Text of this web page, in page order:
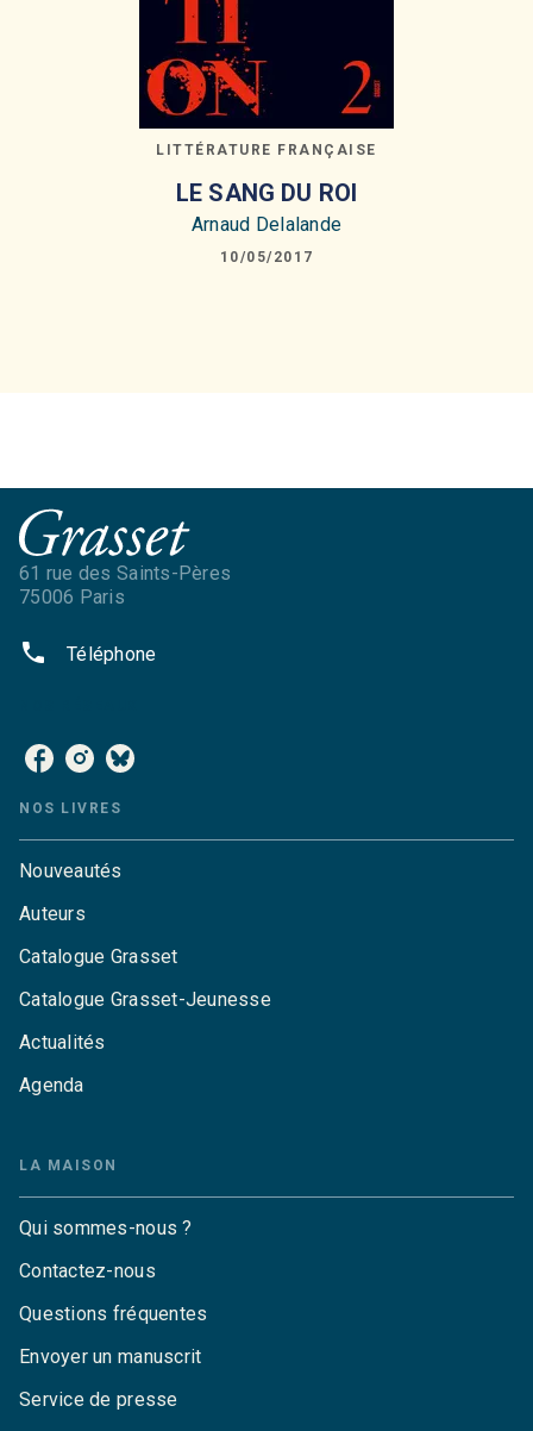
LITTÉRATURE FRANÇAISE
LE SANG DU ROI
Arnaud Delalande
10/05/2017
61 rue des Saints-Pères
75006 Paris
phone Téléphone
NOS LIVRES
Nouveautés
Auteurs
Catalogue Grasset
Catalogue Grasset-Jeunesse
Actualités
Agenda
LA MAISON
Qui sommes-nous ?
Contactez-nous
Questions fréquentes
Envoyer un manuscrit
Service de presse